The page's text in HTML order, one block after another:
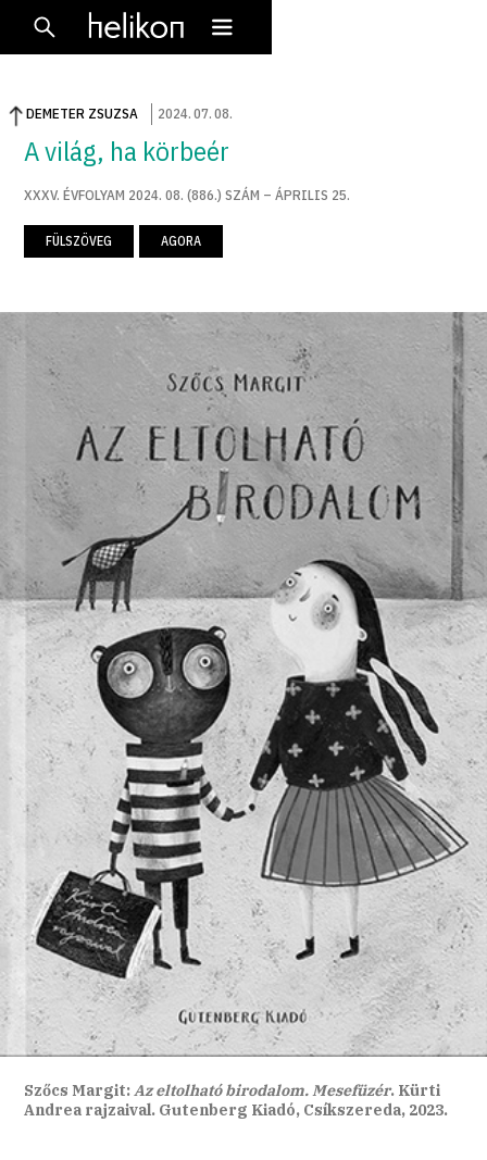
DEMETER ZSUZSA 2024.07.08.
A világ, ha körbeér
XXXV. ÉVFOLYAM 2024. 08. (886.) SZÁM – ÁPRILIS 25.
FÜLSZÖVEG AGORA
Szőcs Margit:Az eltolható birodalom.Mesefüzér. Kürti
Andrea rajzaival. Gutenberg Kiadó, Csíkszereda, 2023.